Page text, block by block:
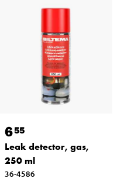
655
Leak detector, gas,
250 ml
36-4586